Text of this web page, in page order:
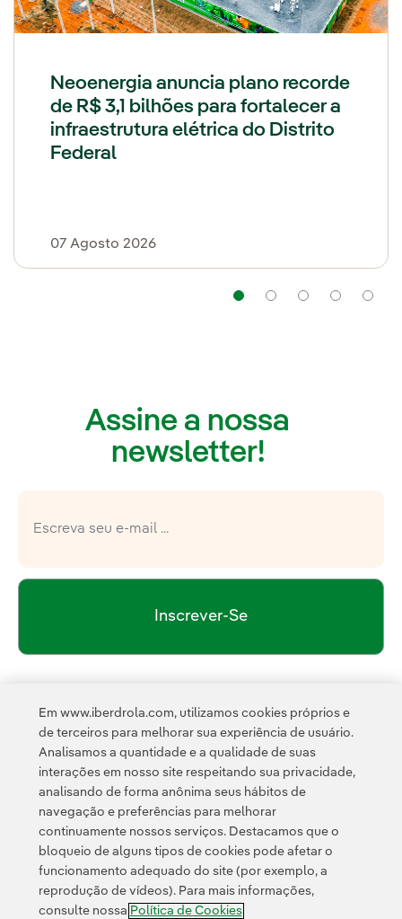
Neoenergia anuncia plano recorde
de R$ 3,1 bilhões para fortalecer a
infraestrutura elétrica do Distrito
Federal
07 Agosto 2026
NavegaçãoNavegação
Assine a nossa
newsletter!
Inscrever-Se
Esta página é protegida pelo reCAPTCHA e pelaPolítica de
Privacidade
Termos de Serviço do Google
Contato Clientes Política de Privacidade Informação legal
Transparência no uso da IA Política de cookies
Em www.iberdrola.com, utilizamos cookies próprios e
de terceiros para melhorar sua experiência de usuário.
Analisamos a quantidade e a qualidade de suas
interações em nosso site respeitando sua privacidade,
analisando de forma anônima seus hábitos de
navegação e preferências para melhorar
continuamente nossos serviços. Destacamos que o
bloqueio de alguns tipos de cookies pode afetar o
funcionamento adequado do site (por exemplo, a
reprodução de vídeos). Para mais informações,
consulte nossa Política de Cookies